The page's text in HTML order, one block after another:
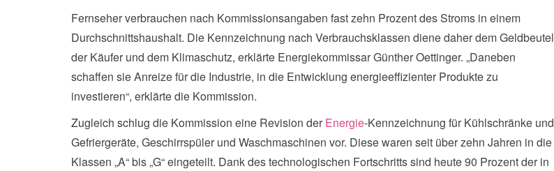
Fernseher verbrauchen nach Kommissionsangaben fast zehn Prozent des Stroms in einem
Durchschnittshaushalt. Die Kennzeichnung nach Verbrauchsklassen diene daher dem Geldbeutel
der Käufer und dem Klimaschutz, erklärte Energiekommissar Günther Oettinger. „Daneben
schaffen sie Anreize für die Industrie, in die Entwicklung energieeffizienter Produkte zu
investieren“, erklärte die Kommission.
Zugleich schlug die Kommission eine Revision der Energie-Kennzeichnung für Kühlschränke und
Gefriergeräte, Geschirrspüler und Waschmaschinen vor. Diese waren seit über zehn Jahren in die
Klassen „A“ bis „G“ eingeteilt. Dank des technologischen Fortschritts sind heute 90 Prozent der in